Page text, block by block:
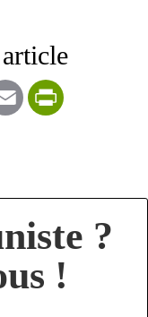
Email
?
!